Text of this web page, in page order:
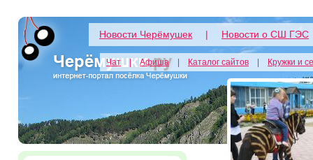
Новости Черёмушек | Новости о СШ ГЭС
Чат | Афиша Каталог сайтов Кружки и